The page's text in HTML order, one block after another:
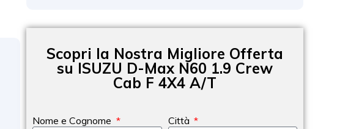
Scopri la Nostra Migliore Offerta
su ISUZU D-Max N60 1.9 Crew
Cab F 4X4 A/T
Nome e Cognome Città